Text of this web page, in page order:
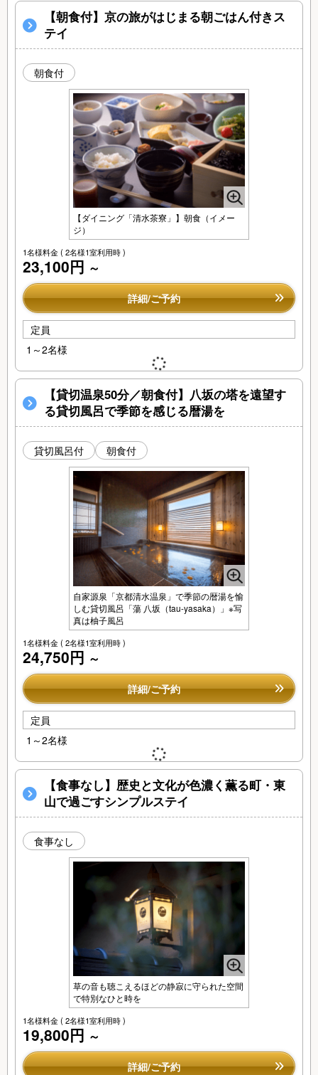
【朝食付】京の旅がはじまる朝ごはん付きス
テイ
朝食付
【ダイニング「清水茶寮」】朝食（イメー
ジ）
1名様料金( 2名様1室利用時 )
23,100円 ～
詳細/ご予約
定員
1～2名様
【貸切温泉50分／朝食付】八坂の塔を遠望す
る貸切風呂で季節を感じる暦湯を
貸切風呂付 朝食付
自家源泉「京都清水温泉」で季節の暦湯を愉
しむ貸切風呂「蕩 八坂（tau-yasaka）」※写
真は柚子風呂
1名様料金( 2名様1室利用時 )
24,750円 ～
詳細/ご予約
定員
1～2名様
【食事なし】歴史と文化が色濃く薫る町・東
山で過ごすシンプルステイ
食事なし
草の音も聴こえるほどの静寂に守られた空間
で特別なひと時を
1名様料金( 2名様1室利用時 )
19,800円 ～
詳細/ご予約